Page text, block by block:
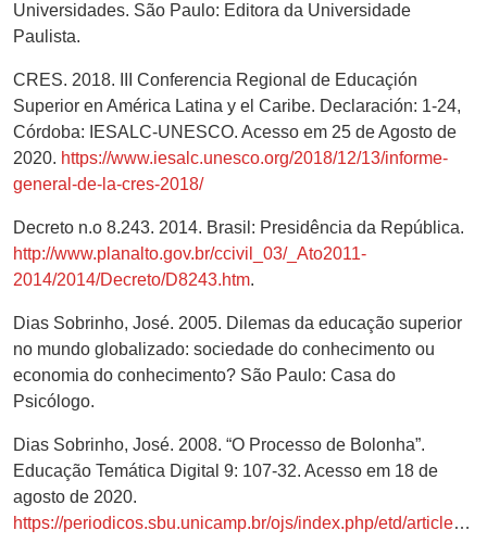
Universidades. São Paulo: Editora da Universidade
Paulista.
CRES. 2018. III Conferencia Regional de Educaçión
Superior en América Latina y el Caribe. Declaración: 1-24,
Córdoba: IESALC-UNESCO. Acesso em 25 de Agosto de
2020. https://www.iesalc.unesco.org/2018/12/13/informe-
general-de-la-cres-2018/
Decreto n.o 8.243. 2014. Brasil: Presidência da República.
http://www.planalto.gov.br/ccivil_03/_Ato2011-
2014/2014/Decreto/D8243.htm.
Dias Sobrinho, José. 2005. Dilemas da educação superior
no mundo globalizado: sociedade do conhecimento ou
economia do conhecimento? São Paulo: Casa do
Psicólogo.
Dias Sobrinho, José. 2008. “O Processo de Bolonha”.
Educação Temática Digital 9: 107-32. Acesso em 18 de
agosto de 2020.
https://periodicos.sbu.unicamp.br/ojs/index.php/etd/article/view/730